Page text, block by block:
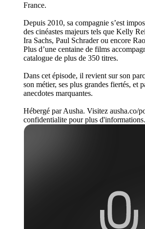
France.
Depuis 2010, sa compagnie s’est
des cinéastes majeurs tels que Kelly
Ira Sachs, Paul Schrader ou encore
Plus d’une centaine de films
catalogue de plus de 350 titres.
Dans cet épisode, il revient sur son
son métier, ses plus grandes fiertés, et
anecdotes marquantes.
Hébergé par Ausha. Visitez ausha.co/
confidentialite pour plus d'informations.